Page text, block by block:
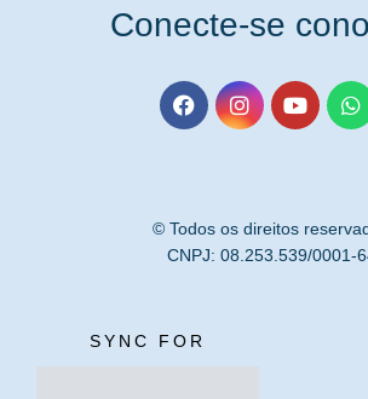
Conecte-se
© Todos os direitos
CNPJ: 08.253.539/0001-
SYNC FOR